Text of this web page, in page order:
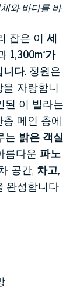
와 바다를 바
잡은 이 세
1,300m²가
다. 정원은
자랑합니
된 이 빌라는
메인 층에
는 밝은 객실
름다운 파노
공간, 차고,
성합니다.
서 우아함
원하는 분
장, 스포
에서 가장